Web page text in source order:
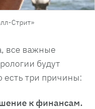
Стрит»
все важные
будут
есть три причины:
к финансам.